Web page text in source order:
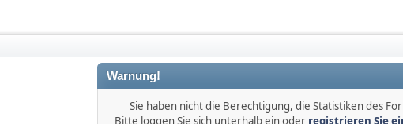
Warnung!
Sie haben nicht die Berechtigung, die Statistiken des
Bitte loggen Sie sich unterhalb ein oder registrieren Sie